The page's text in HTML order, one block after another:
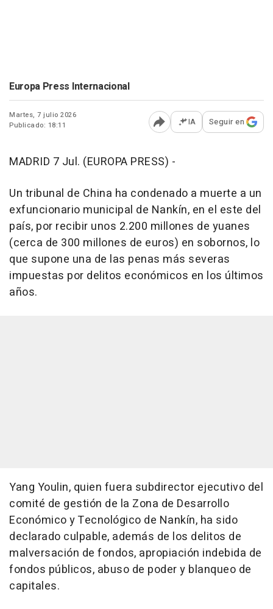
Europa Press Internacional
Martes, 7 julio 2026
Publicado: 18:11
Abrir opciones para
IA Seguir en
MADRID 7 Jul. (EUROPA PRESS) -
Un tribunal de China ha condenado a muerte a un
exfuncionario municipal de Nankín, en el este del
país, por recibir unos 2.200 millones de yuanes
(cerca de 300 millones de euros) en sobornos, lo
que supone una de las penas más severas
impuestas por delitos económicos en los últimos
años.
Yang Youlin, quien fuera subdirector ejecutivo del
comité de gestión de la Zona de Desarrollo
Económico y Tecnológico de Nankín, ha sido
declarado culpable, además de los delitos de
malversación de fondos, apropiación indebida de
fondos públicos, abuso de poder y blanqueo de
capitales.